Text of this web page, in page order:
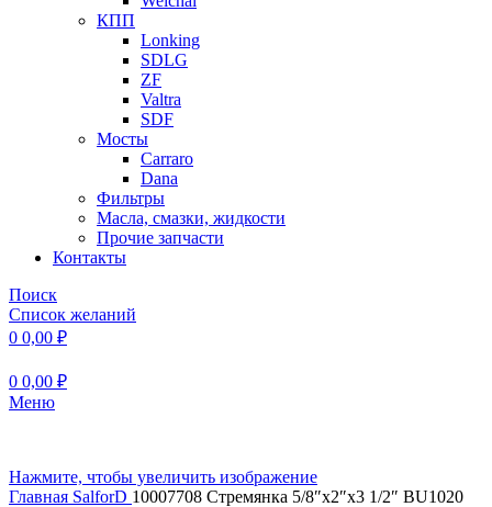
КПП
Lonking
SDLG
ZF
Valtra
SDF
Мосты
Carraro
Dana
Фильтры
Масла, смазки, жидкости
Прочие запчасти
Контакты
Поиск
Список желаний
0 0,00 ₽
0 0,00 ₽
Меню
Нажмите, чтобы увеличить изображение
Главная SalforD 10007708 Стремянка 5/8″x2″x3 1/2″ BU1020